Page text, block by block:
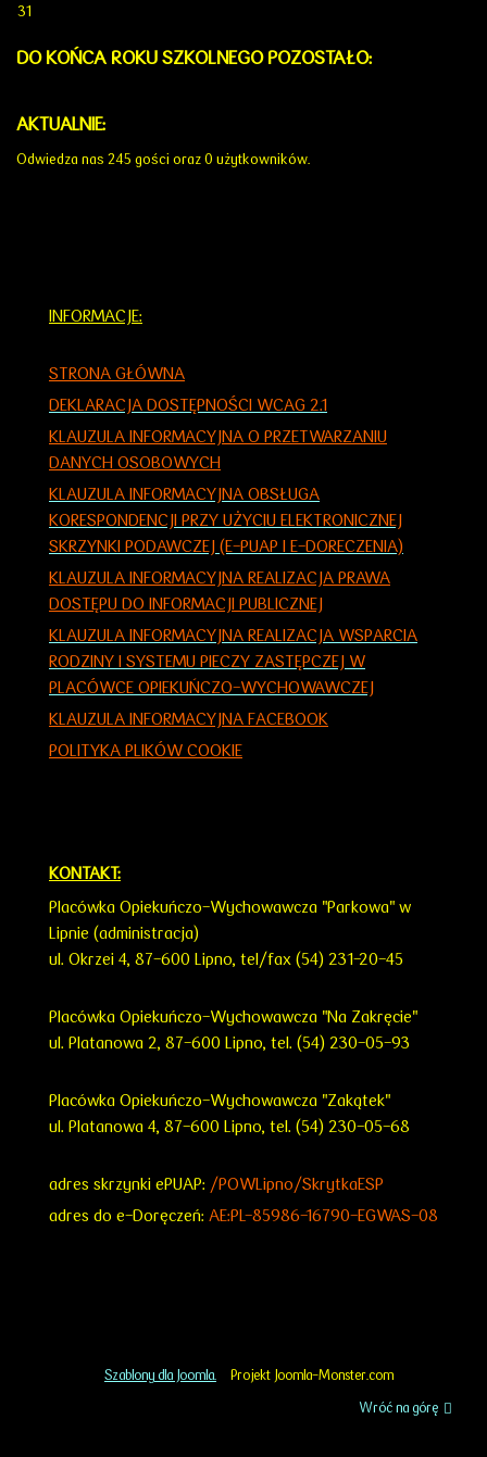
31
DO KOŃCA ROKU SZKOLNEGO POZOSTAŁO:
AKTUALNIE:
Odwiedza nas 245 gości oraz 0 użytkowników.
INFORMACJE:
STRONA GŁÓWNA
DEKLARACJA DOSTĘPNOŚCI WCAG 2.1
KLAUZULA INFORMACYJNA O PRZETWARZANIU
DANYCH OSOBOWYCH
KLAUZULA INFORMACYJNA OBSŁUGA
KORESPONDENCJI PRZY UŻYCIU ELEKTRONICZNEJ
SKRZYNKI PODAWCZEJ (E-PUAP I E-DORECZENIA)
KLAUZULA INFORMACYJNA REALIZACJA PRAWA
DOSTĘPU DO INFORMACJI PUBLICZNEJ
KLAUZULA INFORMACYJNA REALIZACJA WSPARCIA
RODZINY I SYSTEMU PIECZY ZASTĘPCZEJ W
PLACÓWCE OPIEKUŃCZO-WYCHOWAWCZEJ
KLAUZULA INFORMACYJNA FACEBOOK
POLITYKA PLIKÓW COOKIE
KONTAKT:
Placówka Opiekuńczo-Wychowawcza "Parkowa" w
Lipnie (administracja)
ul. Okrzei 4, 87-600 Lipno, tel/fax (54) 231-20-45
Placówka Opiekuńczo-Wychowawcza "Na Zakręcie"
ul. Platanowa 2, 87-600 Lipno, tel. (54) 230-05-93
Placówka Opiekuńczo-Wychowawcza "Zakątek"
ul. Platanowa 4, 87-600 Lipno, tel. (54) 230-05-68
adres skrzynki ePUAP: /POWLipno/SkrytkaESP
adres do e-Doręczeń: AE:PL-85986-16790-EGWAS-08
Szablony dla Joomla.
Projekt Joomla-Monster.com
Wróć na górę